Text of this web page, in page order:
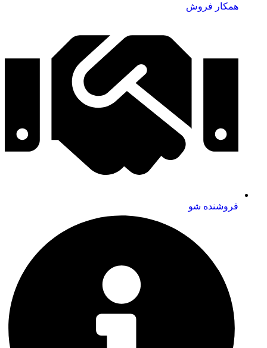
همکار فروش
فروشنده شو